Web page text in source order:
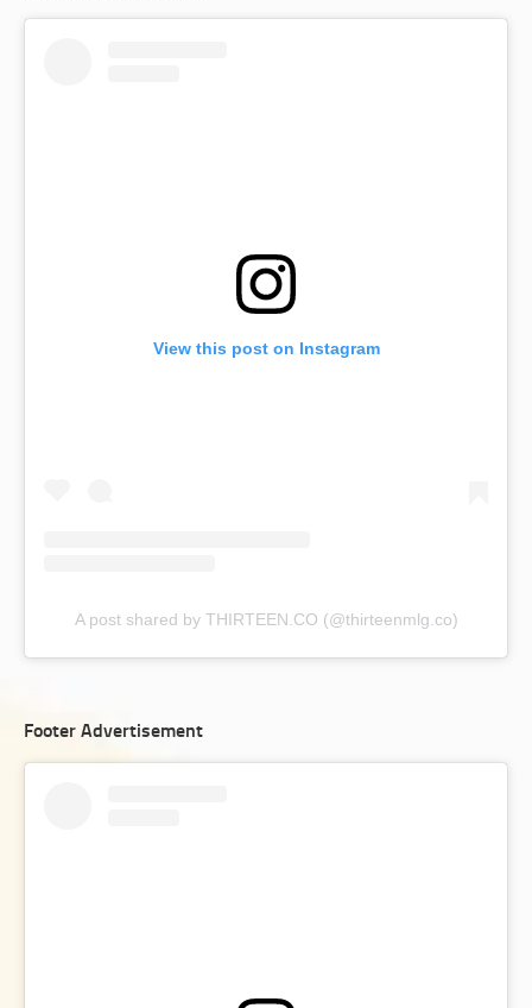
View this post on Instagram
A post shared by THIRTEEN.CO (@thirteenmlg.co)
Footer Advertisement